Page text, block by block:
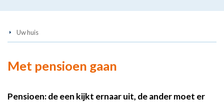
Uw huis
Met pensioen gaan
Pensioen: de een kijkt ernaar uit, de ander moet er